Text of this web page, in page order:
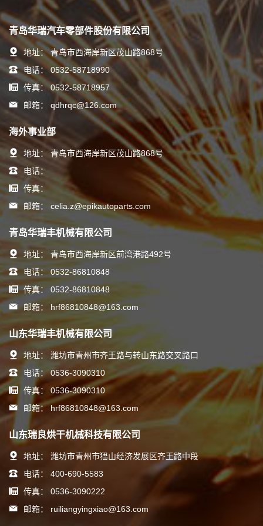
青岛华瑞汽车零部件股份有限公司
地址： 青岛市西海岸新区茂山路868号
电话： 0532-58718990
传真： 0532-58718957
邮箱：
qdhrqc@126.com
海外事业部
地址： 青岛市西海岸新区茂山路868号
电话：
传真：
邮箱：
celia.z@epikautoparts.com
青岛华瑞丰机械有限公司
地址：
青岛市西海岸新区前湾港路492号
电话： 0532-86810848
传真：
0532-86810848
邮箱：
hrf86810848@163.com
山东华瑞丰机械有限公司
地址：
潍坊市青州市齐王路与转山东路交叉路口
电话： 0536-3090310
传真：
0536-3090310
邮箱： hrf86810848@163.com
山东瑞良烘干机械科技有限公司
地址：
潍坊市青州市峱山经济发展区齐王路中段
电话：
400-690-5583
传真：
0536-3090222
邮箱：
ruiliangyingxiao@163.com